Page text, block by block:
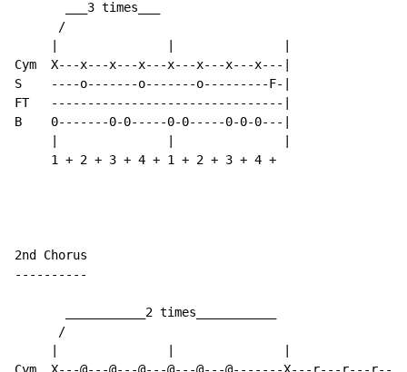
       ___3 times___
      /
Cym  X---x---x---x---x---x---x---x---|
S    ----o-------o-------o---------F-|
FT   --------------------------------|
B    0-------0-0-----0-0-----0-0-0---|
     1 + 2 + 3 + 4 + 1 + 2 + 3 + 4 +
2nd Chorus
----------
       ___________2 times___________
      /